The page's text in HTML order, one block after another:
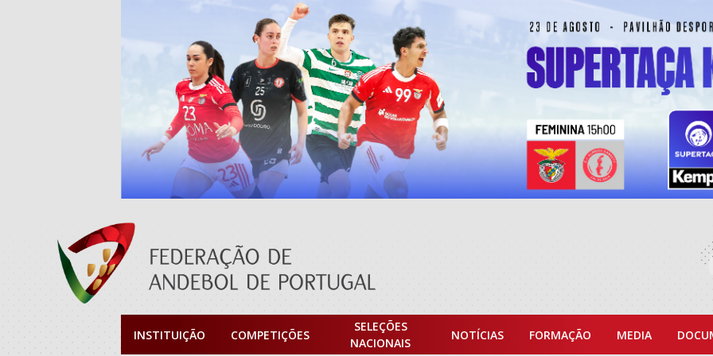
INSTITUIÇÃO COMPETIÇÕES
SELEÇÕES
NACIONAIS
NOTÍCIAS FORMAÇÃO MEDIA